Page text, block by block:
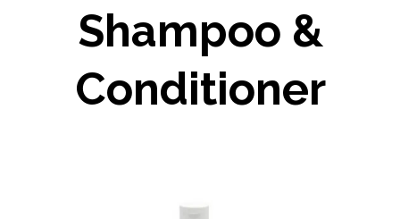
Shampoo &
Conditioner